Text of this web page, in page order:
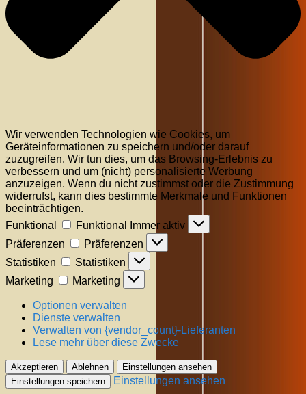
Wir verwenden Technologien wie Cookies, um
Geräteinformationen zu speichern und/oder darauf
zuzugreifen. Wir tun dies, um das Browsing-Erlebnis zu
verbessern und um (nicht) personalisierte Werbung
anzuzeigen. Wenn du nicht zustimmst oder die Zustimmung
widerrufst, kann dies bestimmte Merkmale und Funktionen
beeinträchtigen.
Funktional
Funktional
Immer aktiv
Präferenzen
Präferenzen
Statistiken
Statistiken
Marketing
Marketing
Optionen verwalten
Dienste verwalten
Verwalten von {vendor_count}-Lieferanten
Lese mehr über diese Zwecke
Akzeptieren Ablehnen
Einstellungen ansehen
Einstellungen speichern
Einstellungen ansehen